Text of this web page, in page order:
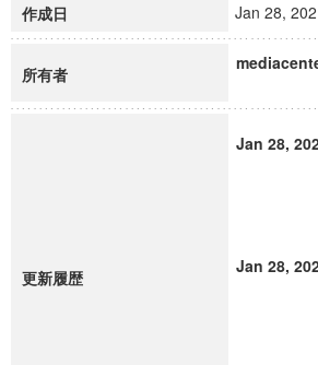
作成日 Jan 28,
所有者
更新履歴
Jan 28,
Jan 28,